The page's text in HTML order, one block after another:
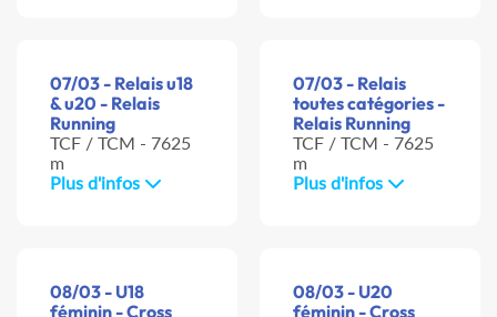
07/03 - Relais u18
& u20 - Relais
Running
TCF / TCM - 7625
m
Plus d'infos
07/03 - Relais
toutes catégories -
Relais Running
TCF / TCM - 7625
m
Plus d'infos
08/03 - U18
féminin - Cross
08/03 - U20
féminin - Cross